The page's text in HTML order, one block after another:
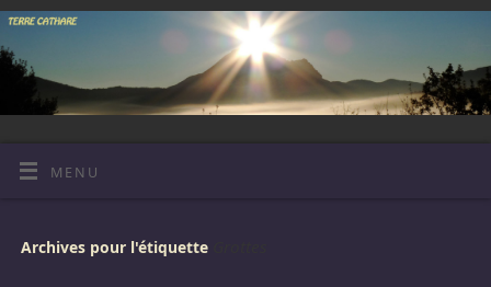
MENU
Archives pour l'étiquette